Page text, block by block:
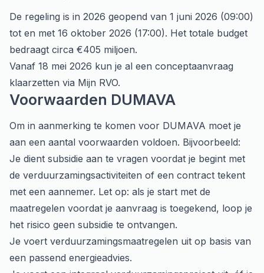
De regeling is in 2026 geopend van 1 juni 2026 (09:00)
tot en met 16 oktober 2026 (17:00). Het totale budget
bedraagt circa €405 miljoen.
Vanaf 18 mei 2026 kun je al een conceptaanvraag
klaarzetten via Mijn RVO.
Voorwaarden DUMAVA
Om in aanmerking te komen voor DUMAVA moet je
aan een aantal voorwaarden voldoen. Bijvoorbeeld:
Je dient subsidie aan te vragen voordat je begint met
de verduurzamingsactiviteiten of een contract tekent
met een aannemer. Let op: als je start met de
maatregelen voordat je aanvraag is toegekend, loop je
het risico geen subsidie te ontvangen.
Je voert verduurzamingsmaatregelen uit op basis van
een passend energieadvies.